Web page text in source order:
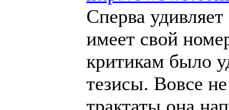
Сперва
имеет свой
критикам было
тезисы. Вовсе